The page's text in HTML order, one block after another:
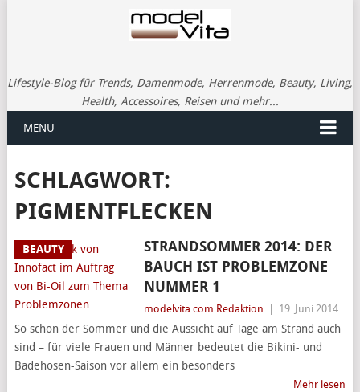
Lifestyle-Blog für Trends, Damenmode, Herrenmode, Beauty, Living,
Health, Accessoires, Reisen und mehr...
MENU
SCHLAGWORT:
PIGMENTFLECKEN
BEAUTY
STRANDSOMMER 2014: DER
BAUCH IST PROBLEMZONE
NUMMER 1
modelvita.com Redaktion 19. Juni 2014
So schön der Sommer und die Aussicht auf Tage am Strand auch
sind – für viele Frauen und Männer bedeutet die Bikini- und
Badehosen-Saison vor allem ein besonders
Mehr lesen